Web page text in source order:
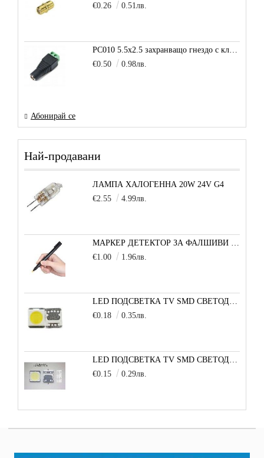
€0.26
0.51лв.
PC010 5.5x2.5 захранващо гнездо с клема за кабел
€0.50
0.98лв.
Абонирай се
Най-продавани
ЛАМПА ХАЛОГЕННА 20W 24V G4
€2.55
4.99лв.
€1.00
1.96лв.
€0.18
0.35лв.
€0.15
0.29лв.